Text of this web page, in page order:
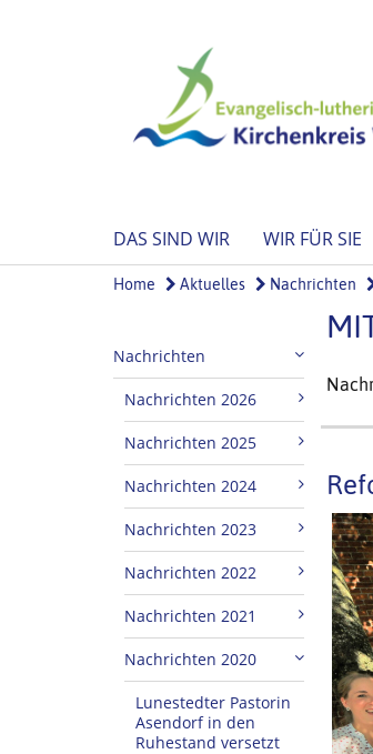
DAS SIND WIR WIR FÜR SIE
Home Aktuelles Nachrichten
Nachrichten
Nachrichten 2026
Nachrichten 2025
Nachrichten 2024
Nachrichten 2023
Nachrichten 2022
Nachrichten 2021
Nachrichten 2020
Lunestedter Pastorin
Asendorf in den
Ruhestand versetzt